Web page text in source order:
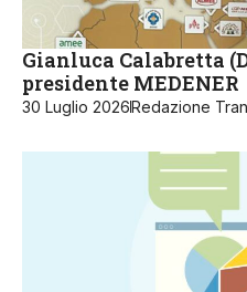
Gianluca Calabretta
presidente MEDENER
30 Luglio 2026Redazione